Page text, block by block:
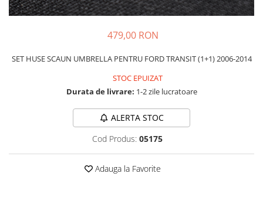
Paravanturi Auto / Deflectoare Aer
Inchidere Centralizata
Huse Scaune Auto
Tavite Portbagaj Dedicate
Covorase Auto/ Presuri Auto
Seturi Interior
Accesorii Siguranta Auto
479,00 RON
SET HUSE SCAUN UMBRELLA PENTRU FORD TRANSIT (1+1) 2006-2014
STOC EPUIZAT
Durata de livrare: 1-2 zile lucratoare
ALERTA STOC
Cod Produs: 05175
Adauga la Favorite